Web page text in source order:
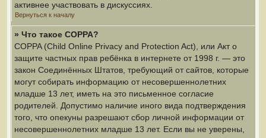
активнее участвовать в дискуссиях.
Вернуться к началу
» Что такое COPPA?
COPPA (Child Online Privacy and Protection Act), или Акт о
защите частных прав ребёнка в интернете от 1998 г. — это
закон Соединённых Штатов, требующий от сайтов, которые
могут собирать информацию от несовершеннолетних
младше 13 лет, иметь на это письменное согласие
родителей. Допустимо наличие иного вида подтверждения
того, что опекуны разрешают сбор личной информации от
несовершеннолетних младше 13 лет. Если вы не уверены,